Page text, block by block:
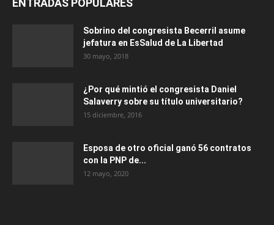
ENTRADAS POPULARES
Sobrino del congresista Becerril asume
jefatura en EsSalud de La Libertad
30 mayo, 2018
¿Por qué mintió el congresista Daniel
Salaverry sobre su título universitario?
15 diciembre, 2016
Esposa de otro oficial ganó 56 contratos
con la PNP de...
12 mayo, 2020